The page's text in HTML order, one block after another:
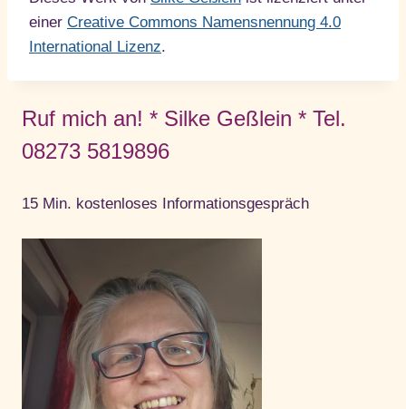
einer Creative Commons Namensnennung 4.0
International Lizenz.
Ruf mich an! * Silke Geßlein * Tel.
08273 5819896
15 Min. kostenloses Informationsgespräch